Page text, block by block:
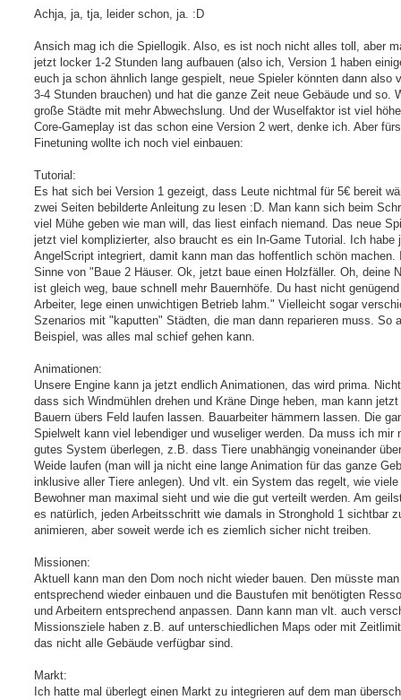
i
e
n
i
a
Achja, ja, tja, leider schon, ja. :D
Ansich mag ich die Spiellogik. Also, es ist noch nicht alles toll, aber
jetzt locker 1-2 Stunden lang aufbauen (also ich, Version 1 haben
euch ja schon ähnlich lange gespielt, neue Spieler könnten dann also
3-4 Stunden brauchen) und hat die ganze Zeit neue Gebäude und so.
große Städte mit mehr Abwechslung. Und der Wuselfaktor ist viel
Core-Gameplay ist das schon eine Version 2 wert, denke ich. Aber fürs
Finetuning wollte ich noch viel einbauen:
Tutorial:
Es hat sich bei Version 1 gezeigt, dass Leute nichtmal für 5€ bereit
zwei Seiten bebilderte Anleitung zu lesen :D. Man kann sich beim
viel Mühe geben wie man will, das liest einfach niemand. Das neue
jetzt viel komplizierter, also braucht es ein In-Game Tutorial. Ich habe
AngelScript integriert, damit kann man das hoffentlich schön machen.
Sinne von "Baue 2 Häuser. Ok, jetzt baue einen Holzfäller. Oh, deine
ist gleich weg, baue schnell mehr Bauernhöfe. Du hast nicht
Arbeiter, lege einen unwichtigen Betrieb lahm." Vielleicht sogar
Szenarios mit "kaputten" Städten, die man dann reparieren muss. So
Beispiel, was alles mal schief gehen kann.
Animationen:
Unsere Engine kann ja jetzt endlich Animationen, das wird prima.
dass sich Windmühlen drehen und Kräne Dinge heben, man kann jetzt
Bauern übers Feld laufen lassen. Bauarbeiter hämmern lassen. Die
Spielwelt kann viel lebendiger und wuseliger werden. Da muss ich mir
gutes System überlegen, z.B. dass Tiere unabhängig voneinander
Weide laufen (man will ja nicht eine lange Animation für das ganze
inklusive aller Tiere anlegen). Und vlt. ein System das regelt, wie viele
Bewohner man maximal sieht und wie die gut verteilt werden. Am
es natürlich, jeden Arbeitsschritt wie damals in Stronghold 1 sichtbar
animieren, aber soweit werde ich es ziemlich sicher nicht treiben.
Missionen:
Aktuell kann man den Dom noch nicht wieder bauen. Den müsste man
entsprechend wieder einbauen und die Baustufen mit benötigten
und Arbeitern entsprechend anpassen. Dann kann man vlt. auch
Missionsziele haben z.B. auf unterschiedlichen Maps oder mit
das nicht alle Gebäude verfügbar sind.
Markt:
Ich hatte mal überlegt einen Markt zu integrieren auf dem man